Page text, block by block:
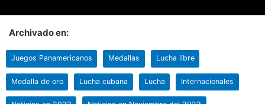
Archivado en:
Juegos Panamericanos Medallas Lucha libre
Medalla de oro Lucha cubana Lucha Internacionales